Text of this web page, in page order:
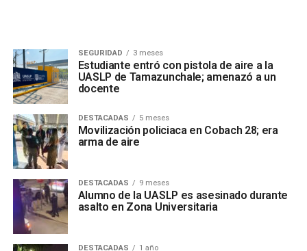
SEGURIDAD 3 meses
Estudiante entró con pistola de aire a la
UASLP de Tamazunchale; amenazó a un
docente
DESTACADAS 5 meses
Movilización policiaca en Cobach 28; era
arma de aire
DESTACADAS 9 meses
Alumno de la UASLP es asesinado durante
asalto en Zona Universitaria
DESTACADAS 1 año